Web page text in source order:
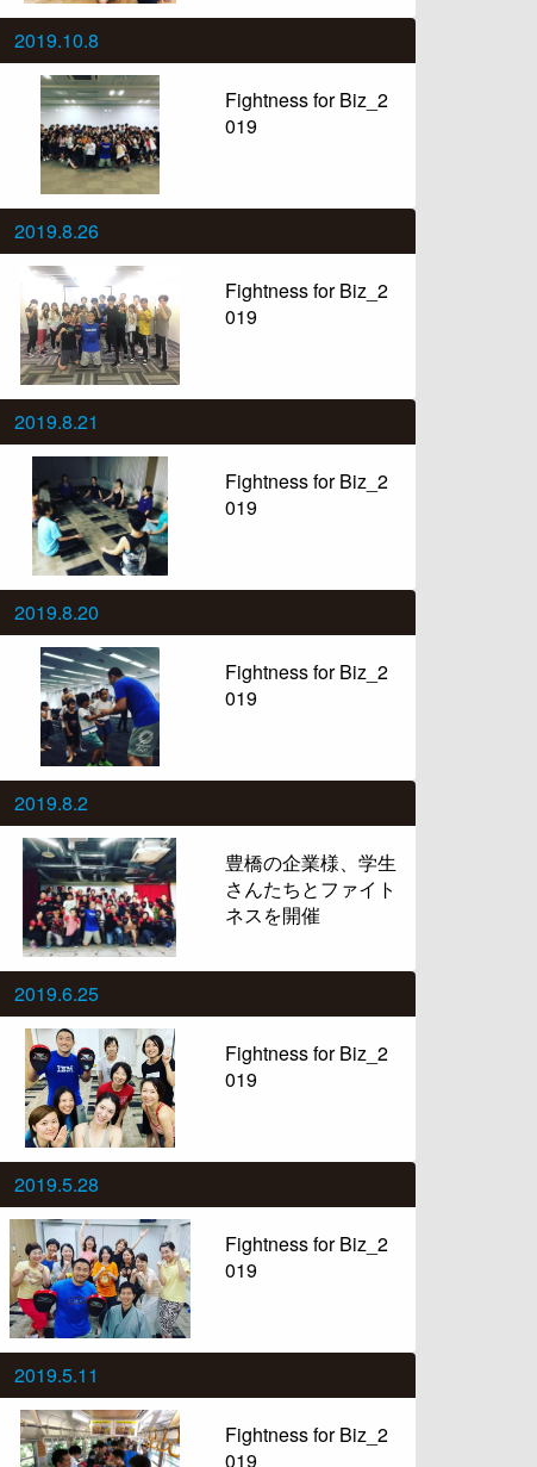
2019.10.8
Fightness for Biz_2
019
2019.8.26
Fightness for Biz_2
019
2019.8.21
Fightness for Biz_2
019
2019.8.20
Fightness for Biz_2
019
2019.8.2
豊橋の企業様、学生
さんたちとファイト
ネスを開催
2019.6.25
Fightness for Biz_2
019
2019.5.28
Fightness for Biz_2
019
2019.5.11
Fightness for Biz_2
019